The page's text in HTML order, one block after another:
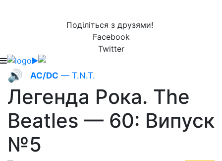
Поділіться з друзями!
Facebook
Twitter
🔊 AC/DC — T.N.T.
Легенда Рока. The
Beatles — 60: Випуск
№5